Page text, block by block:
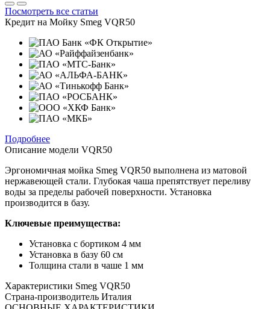
Посмотреть все статьи
Кредит на Мойку Smeg VQR50
Подробнее
Описание модели VQR50
Эргономичная мойка Smeg VQR50 выполнена из матовой
нержавеющей стали. Глубокая чаша препятствует переливу
воды за пределы рабочей поверхности. Установка
производится в базу.
Ключевые преимущества:
Установка с бортиком 4 мм
Установка в базу 60 см
Толщина стали в чаше 1 мм
Характеристики Smeg VQR50
Страна-производитель Италия